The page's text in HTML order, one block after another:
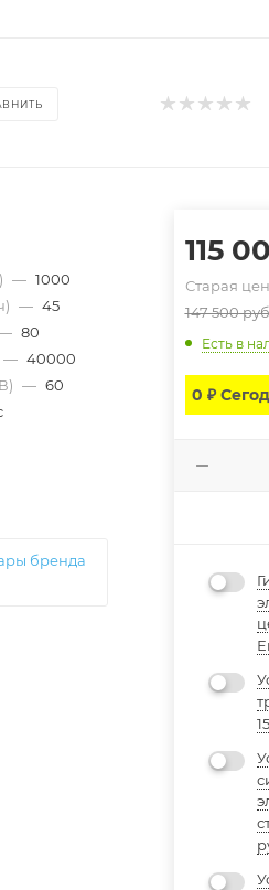
— 1000
— 45
80
— 40000
— 60
бренда
115
Старая
147 500
Есть в
0 ₽